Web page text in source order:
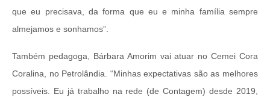
que eu precisava, da forma que eu e minha família sempre
almejamos e sonhamos”.
Também pedagoga, Bárbara Amorim vai atuar no Cemei Cora
Coralina, no Petrolândia. “Minhas expectativas são as melhores
possíveis. Eu já trabalho na rede (de Contagem) desde 2019,